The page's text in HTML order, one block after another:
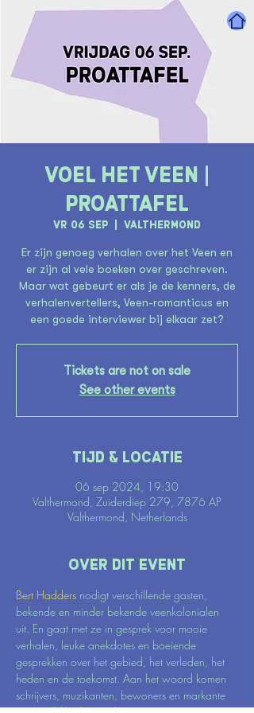
Voel het Veen |
Proattafel
vr 06 sep
  |
Valthermond
Er zijn genoeg verhalen over het Veen en
er zijn al vele boeken over geschreven.
Maar wat gebeurt er als je de kenners, de
verhalenvertellers, Veen-romanticus en
een goede interviewer bij elkaar zet?
Tickets are not on sale
See other events
Tijd & locatie
06 sep 2024, 19:30
Valthermond, Zuiderdiep 279, 7876 AP
Valthermond, Netherlands
Over dit event
Bert Hadders nodigt verschillende gasten,
bekende en minder bekende veenkolonialen
uit. En gaat met ze in gesprek voor mooie
verhalen, leuke anekdotes en boeiende
gesprekken over het gebied, het verleden, het
heden en de toekomst. Aan het woord komen
schrijvers, muzikanten, bewoners en markante